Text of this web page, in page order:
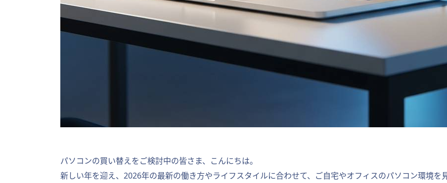
パソコンの買い替えをご検討中の皆さま、こんにちは。
新しい年を迎え、2026年の最新の働き方やライフスタイルに合わせて、ご自宅やオフィスのパソコン環境を